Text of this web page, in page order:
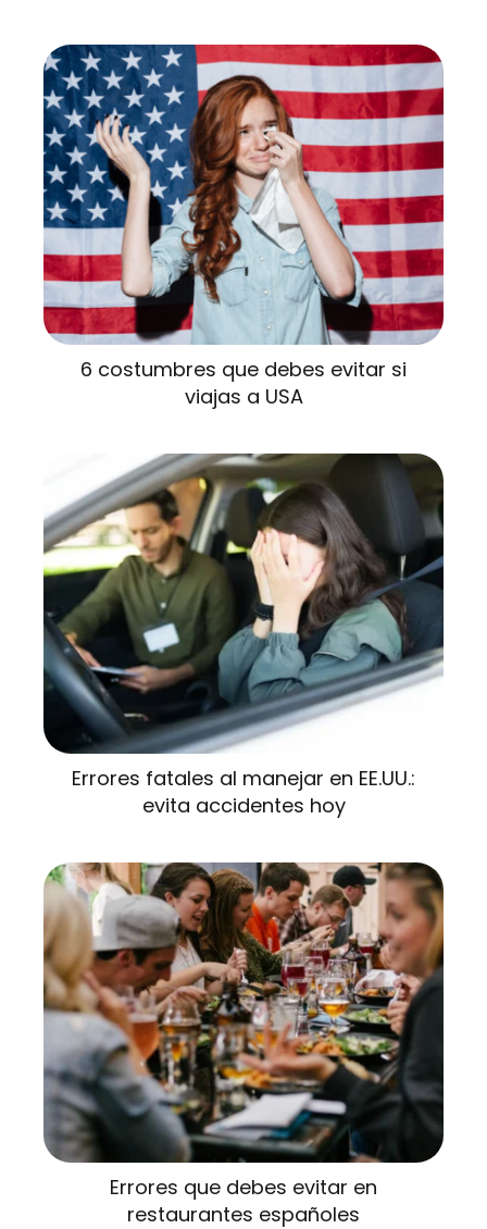
6 costumbres que debes evitar si
viajas a USA
Errores fatales al manejar en EE.UU.:
evita accidentes hoy
Errores que debes evitar en
restaurantes españoles